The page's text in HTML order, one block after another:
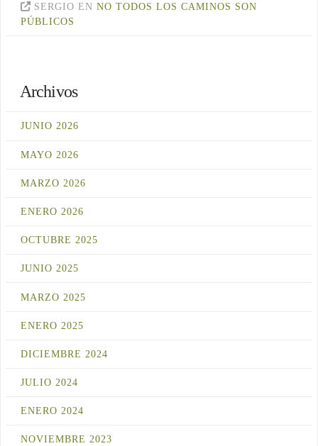
SERGIO EN NO TODOS LOS CAMINOS SON
PÚBLICOS
Archivos
JUNIO 2026
MAYO 2026
MARZO 2026
ENERO 2026
OCTUBRE 2025
JUNIO 2025
MARZO 2025
ENERO 2025
DICIEMBRE 2024
JULIO 2024
ENERO 2024
NOVIEMBRE 2023